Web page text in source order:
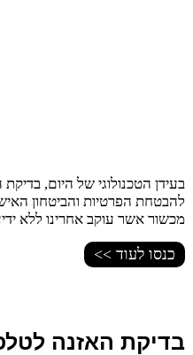
בעידן הטכנולוגי של היום,
להבטחת הפרטיות והביטחון
מכשור אשר עוקב אחרינו ללא
כנסו לעוד >>
בדיקת האזנה